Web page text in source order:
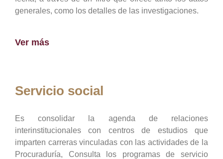
generales, como los detalles de las investigaciones.
Ver más
Servicio social
Es consolidar la agenda de relaciones
interinstitucionales con centros de estudios que
imparten carreras vinculadas con las actividades de la
Procuraduría, Consulta los programas de servicio